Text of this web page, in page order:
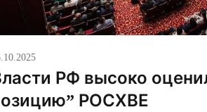
РФ высоко
РОСХВЕ